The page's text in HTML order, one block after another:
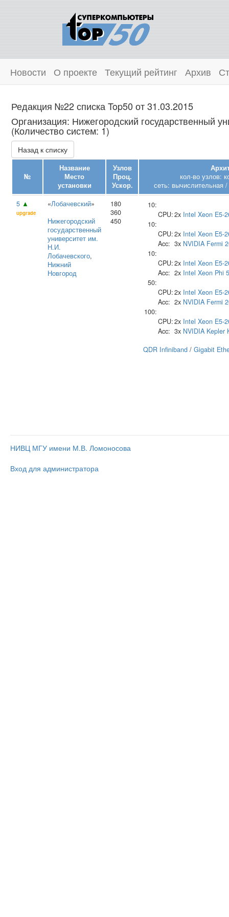
Новости О проекте Текущий рейтинг Архив
Редакция №22 списка Top50 от 31.03.2015
Организация: Нижегородский государственный
(Количество систем: 1)
Назад к списку
№
Название
Место
установки
Узлов
Проц.
Ускор.
кол-во узлов:
сеть: вычислительная
5 ▲
upgrade
«Лобачевский»
Нижегородский
государственный
университет им.
Н.И.
Лобачевского,
Нижний
Новгород
180
360
450
10:
CPU:2x Intel Xeon E5-
10:
CPU:2x Intel Xeon E5-
Acc: 3x NVIDIA Fermi
10:
CPU:2x Intel Xeon E5-
Acc: 2x Intel Xeon Phi
50:
CPU:2x Intel Xeon E5-
Acc: 2x NVIDIA Fermi
100:
CPU:2x Intel Xeon E5-
Acc: 3x NVIDIA Kepler
QDR Infiniband / Gigabit
НИВЦ МГУ имени М.В. Ломоносова
Вход для администратора